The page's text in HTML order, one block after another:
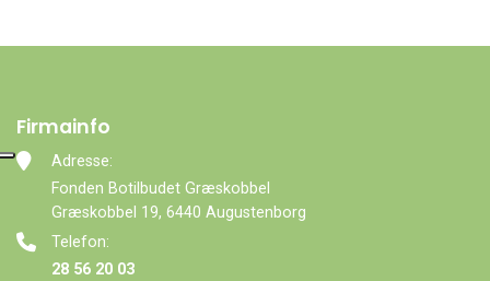
Firmainfo
Adresse:
Fonden Botilbudet Græskobbel
Græskobbel 19, 6440 Augustenborg
Telefon:
28 56 20 03